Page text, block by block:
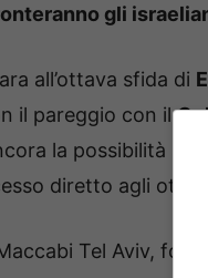
gli
all’ottava sfida di
il pareggio con il
la possibilità
diretto agli ottavi
Tel Aviv,